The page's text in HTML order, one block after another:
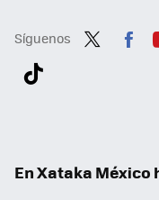
Síguenos
En Xataka México